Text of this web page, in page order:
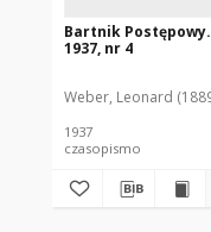
Bartnik Postępowy.
1937, nr 4
Weber, Leonard
1937
czasopismo